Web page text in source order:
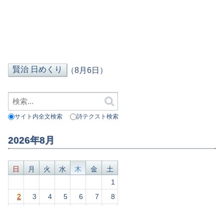
（8月6日）
サイト内全文検索 詩テクスト検索
2026年8月
日 月 火 水 木 金
土
1
2
3 4 5 6 7
8